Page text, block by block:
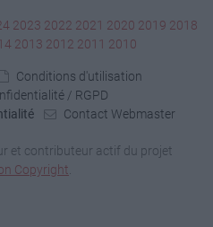
2023 2022 2021 2020 2019 2018
2013 2012 2011 2010
Conditions d'utilisation
/ RGPD
Contact Webmaster
et contributeur actif du projet
Copyright